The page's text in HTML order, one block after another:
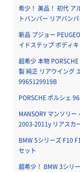
希少！ 美品！ 初代 ア
トバンパー リアバン
新品 プジョー
イドステップ ボディ
超希少 本物
製 純正 リアウイング
9965129919B
PORSCHE ポルシェ
MANSORY マンソリ
2003-2011y リアスカ
BMW 5シリーズ F10
セット
超希少！ BMW 3シリ